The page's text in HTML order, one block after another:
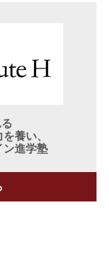
養い、
ン進学塾